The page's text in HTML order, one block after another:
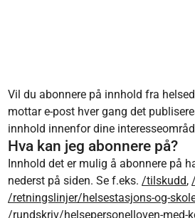
Vil du abonnere på innhold fra
mottar e-post hver gang det
innhold innenfor dine
Hva kan jeg abonnere på?
Innhold det er mulig å abonnere på
nederst på siden. Se f.eks. /tilskudd,
/retningslinjer/helsestasjons-og-
/rundskriv/helsepersonelloven-med-